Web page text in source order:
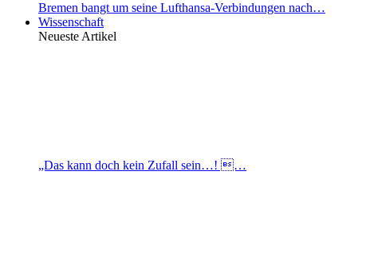
Bremen bangt um seine Lufthansa-Verbindungen nach…
Wissenschaft
Neueste Artikel
„Das kann doch kein Zufall sein…! …